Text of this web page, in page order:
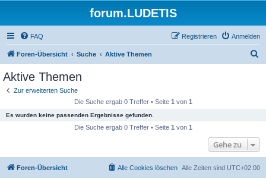
forum.LUDETIS
FAQ Anmelden
Registrieren
Foren-Übersicht Suche Aktive Themen
Aktive Themen
Zur erweiterten Suche
Die Suche ergab 0 Treffer • Seite 1 von 1
Es wurden keine passenden Ergebnisse gefunden.
Die Suche ergab 0 Treffer • Seite 1 von 1
Gehe zu
Foren-Übersicht Alle Zeiten sind UTC+02:00
Alle Cookies löschen